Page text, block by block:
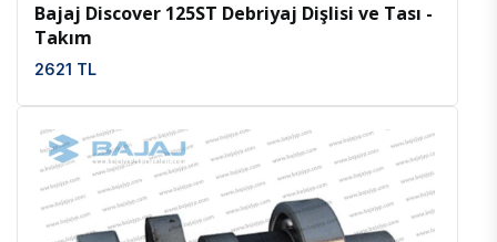
Bajaj Discover 125ST Debriyaj Dişlisi ve Tası -
Takım
2621 TL